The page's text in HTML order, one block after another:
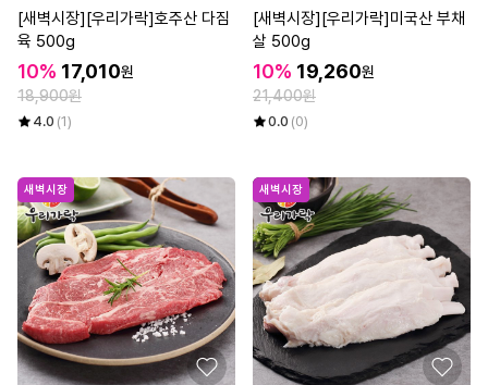
[새벽시장][우리가락]호주산 다짐
육 500g
10% 17,010원
18,900원
4.0 (1)
[새벽시장][우리가락]미국산 부채
살 500g
10% 19,260원
21,400원
0.0 (0)
새벽시장 새벽시장